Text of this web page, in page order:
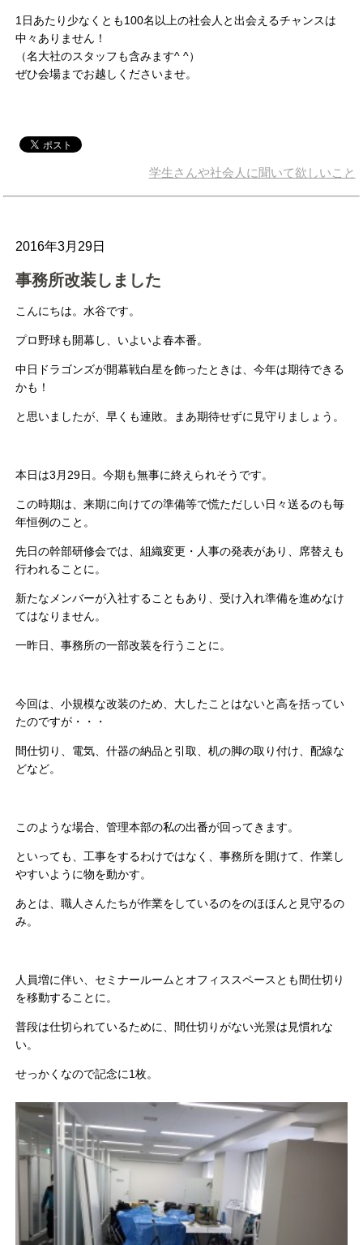
1日あたり少なくとも100名以上の社会人と出会えるチャンスは
中々ありません！
（名大社のスタッフも含みます^ ^）
ぜひ会場までお越しくださいませ。
学生さんや社会人に聞いて欲しいこと
2016年3月29日
事務所改装しました
こんにちは。水谷です。
プロ野球も開幕し、いよいよ春本番。
中日ドラゴンズが開幕戦白星を飾ったときは、今年は期待できる
かも！
と思いましたが、早くも連敗。まあ期待せずに見守りましょう。
本日は3月29日。今期も無事に終えられそうです。
この時期は、来期に向けての準備等で慌ただしい日々送るのも毎
年恒例のこと。
先日の幹部研修会では、組織変更・人事の発表があり、席替えも
行われることに。
新たなメンバーが入社することもあり、受け入れ準備を進めなけ
てはなりません。
一昨日、事務所の一部改装を行うことに。
今回は、小規模な改装のため、大したことはないと高を括ってい
たのですが・・・
間仕切り、電気、什器の納品と引取、机の脚の取り付け、配線な
どなど。
このような場合、管理本部の私の出番が回ってきます。
といっても、工事をするわけではなく、事務所を開けて、作業し
やすいように物を動かす。
あとは、職人さんたちが作業をしているのをのほほんと見守るの
み。
人員増に伴い、セミナールームとオフィススペースとも間仕切り
を移動することに。
普段は仕切られているために、間仕切りがない光景は見慣れな
い。
せっかくなので記念に1枚。